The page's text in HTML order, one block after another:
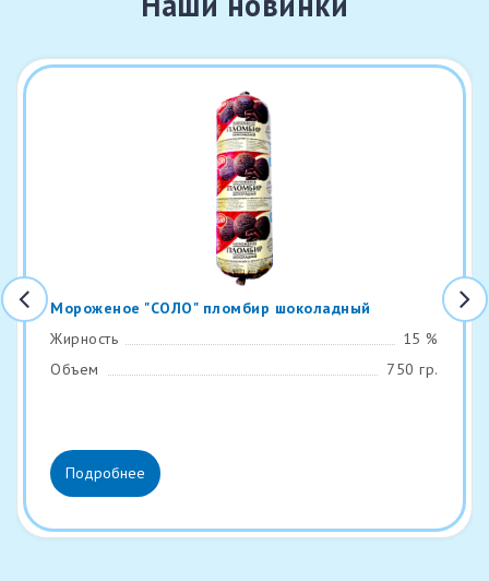
Мороженое "СОЛО" пломбир шоколадный
Жирность
15 %
Объем
750 гр.
Подробнее